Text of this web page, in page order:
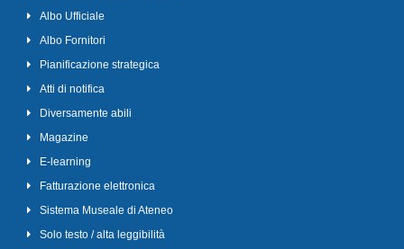
Albo Ufficiale
Albo Fornitori
Pianificazione strategica
Atti di notifica
Diversamente abili
Magazine
E-learning
Fatturazione elettronica
Sistema Museale di Ateneo
Solo testo / alta leggibilità